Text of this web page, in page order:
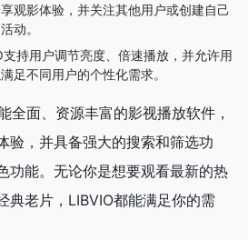
观影体验，并关注其他用户或创建自己
动。
支持用户调节亮度、倍速播放，并允许用
足不同用户的个性化需求。
全面、资源丰富的影视播放软件，
验，并具备强大的搜索和筛选功
功能。无论你是想要观看最新的热
典老片，LIBVIO都能满足你的需